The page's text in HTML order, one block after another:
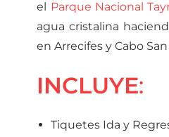
el Parque Nacional
agua cristalina
en Arrecifes y Cabo
INCLUYE:
Tiquetes Ida y